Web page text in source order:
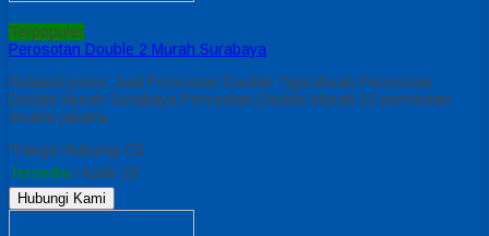
Terpopuler
Perosotan Double 2 Murah Surabaya
Related posts: Jual Perosotan Double Tiga Murah Perosotan
Double Murah Surabaya Perosotan Double Murah 02 perosotan
double jakarta
*Harga Hubungi CS
Tersedia / kode 29
Hubungi Kami